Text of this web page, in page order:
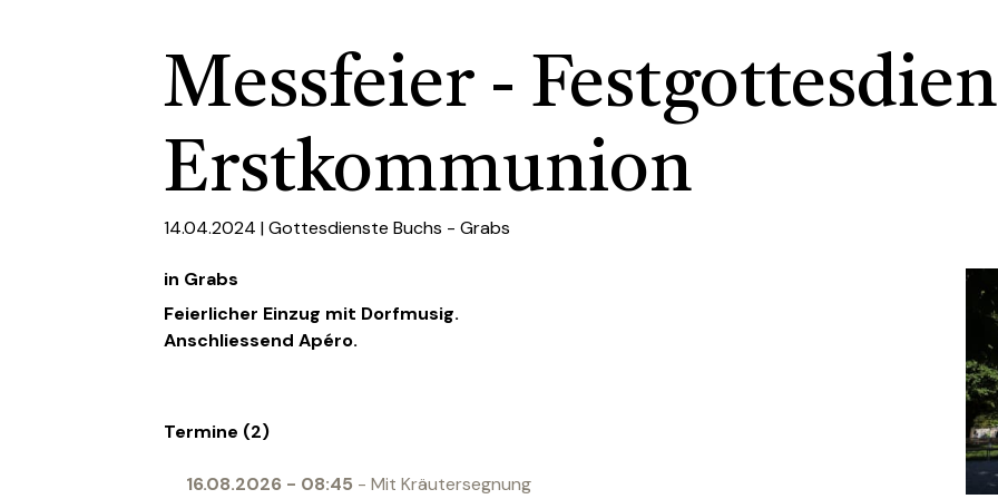
Messfeier -
Erstkommunion
14.04.2024 |Gottesdienste Buchs - Grabs
in Grabs
Feierlicher Einzug mit Dorfmusig.
Anschliessend Apéro.
Termine (2)
16.08.2026 - 08:45 - Mit Kräutersegnung